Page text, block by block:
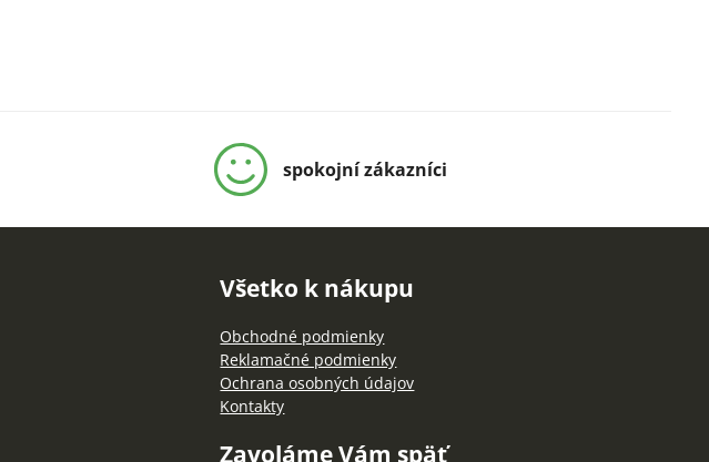
spokojní zákazníci
Všetko k nákupu
Obchodné podmienky
Reklamačné podmienky
Ochrana osobných údajov
Kontakty
Zavoláme Vám späť